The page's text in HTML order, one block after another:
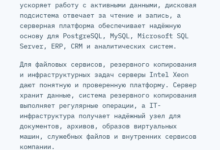
ускоряет работу с активными данными, дисковая
подсистема отвечает за чтение и запись, а
серверная платформа обеспечивает надёжную
основу для PostgreSQL, MySQL, Microsoft SQL
Server, ERP, CRM и аналитических систем.
Для файловых сервисов, резервного копирования
и инфраструктурных задач серверы Intel Xeon
дают понятную и проверенную платформу. Сервер
хранит данные, система резервного копирования
выполняет регулярные операции, а IT-
инфраструктура получает надёжный узел для
документов, архивов, образов виртуальных
машин, служебных файлов и внутренних сервисов
компании.